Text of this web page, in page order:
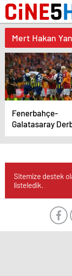
Mert Hakan
Fenerbahçe-
Galatasaray
Cezaları Belli
Sitemize destek
listeledik.